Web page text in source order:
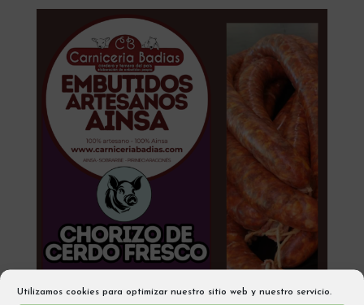
Utilizamos cookies para optimizar nuestro sitio web y nuestro servicio.